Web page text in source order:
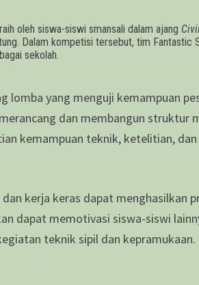
oleh siswa-siswi smansali dalam ajang
Dalam kompetisi tersebut, tim Fantastic
sekolah.
lomba yang menguji kemampuan
dan membangun struktur
kemampuan teknik, ketelitian,
kerja keras dapat menghasilkan
dapat memotivasi siswa-siswi
teknik sipil dan kepramukaan.